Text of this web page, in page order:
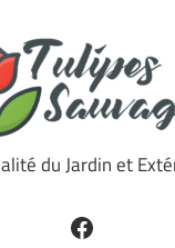
du Jardin et
Facebook